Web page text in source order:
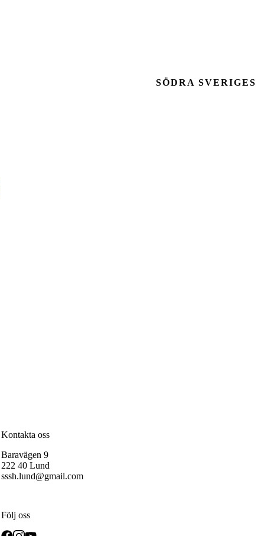
SÖDRA SVERIGES
Kontakta oss
Baravägen 9
222 40 Lund
sssh.lund@gmail.com
Följ oss